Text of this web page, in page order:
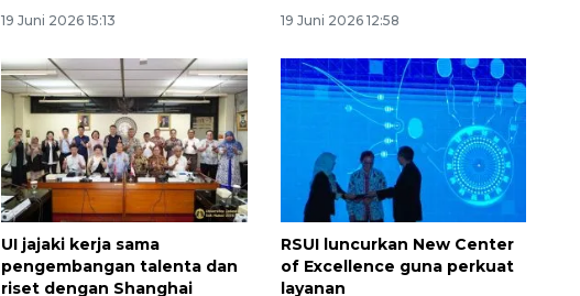
19 Juni 2026 15:13 19 Juni 2026 12:58
UI jajaki kerja sama
pengembangan talenta dan
riset dengan Shanghai
RSUI luncurkan New Center
of Excellence guna perkuat
layanan